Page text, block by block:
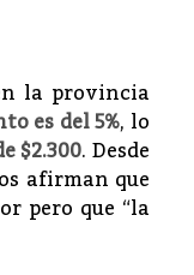
la provincia
es del 5%, lo
$2.300. Desde
afirman que
pero que “la